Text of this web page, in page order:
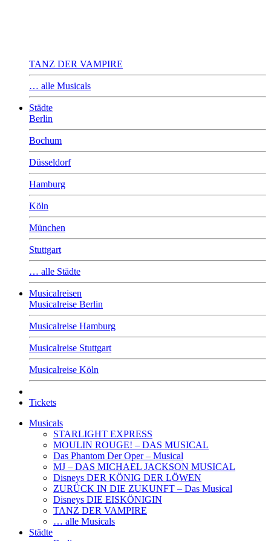
TANZ DER VAMPIRE
… alle Musicals
Städte
Berlin
Bochum
Düsseldorf
Hamburg
Köln
München
Stuttgart
… alle Städte
Musicalreisen
Musicalreise Berlin
Musicalreise Hamburg
Musicalreise Stuttgart
Musicalreise Köln
Tickets
Musicals
STARLIGHT EXPRESS
MOULIN ROUGE! – DAS MUSICAL
Das Phantom Der Oper – Musical
MJ – DAS MICHAEL JACKSON MUSICAL
Disneys DER KÖNIG DER LÖWEN
ZURÜCK IN DIE ZUKUNFT – Das Musical
Disneys DIE EISKÖNIGIN
TANZ DER VAMPIRE
… alle Musicals
Städte